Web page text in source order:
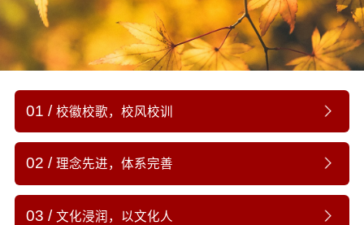
01 校徽校歌，校风校训
02 理念先进，体系完善
03 文化浸润，以文化人